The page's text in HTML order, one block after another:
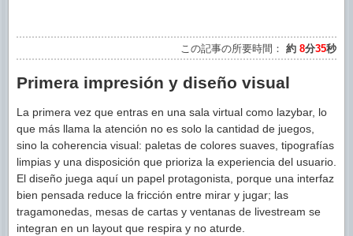
この記事の所要時間： 約 8分35秒
Primera impresión y diseño visual
La primera vez que entras en una sala virtual como lazybar, lo
que más llama la atención no es solo la cantidad de juegos,
sino la coherencia visual: paletas de colores suaves, tipografías
limpias y una disposición que prioriza la experiencia del usuario.
El diseño juega aquí un papel protagonista, porque una interfaz
bien pensada reduce la fricción entre mirar y jugar; las
tragamonedas, mesas de cartas y ventanas de livestream se
integran en un layout que respira y no aturde.